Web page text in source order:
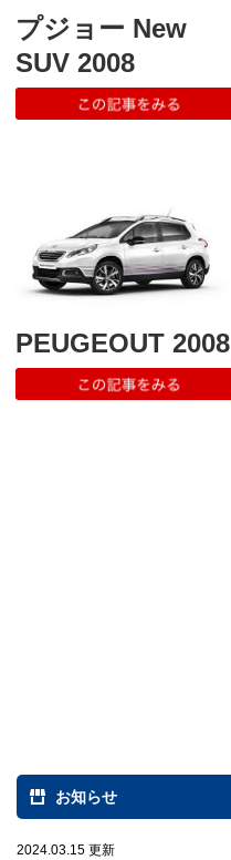
プジョー New
SUV 2008
PEUGEOUT 2008
お知らせ
2024.03.15 更新